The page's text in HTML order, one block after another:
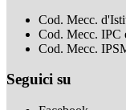
Cod. Mecc.
Cod. Mecc.
Cod. Mecc.
Seguici su